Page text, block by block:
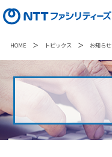
HOME ＞ トピックス ＞ お知らせ